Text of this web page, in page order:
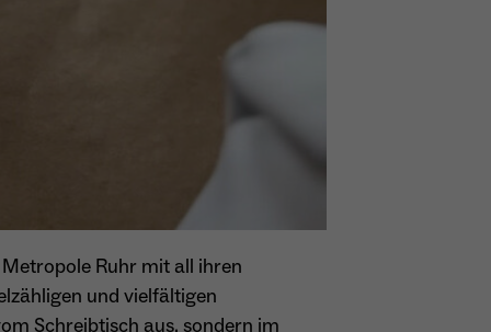
Ruhr mit all ihren
und vielfältigen
Schreibtisch aus, sondern im